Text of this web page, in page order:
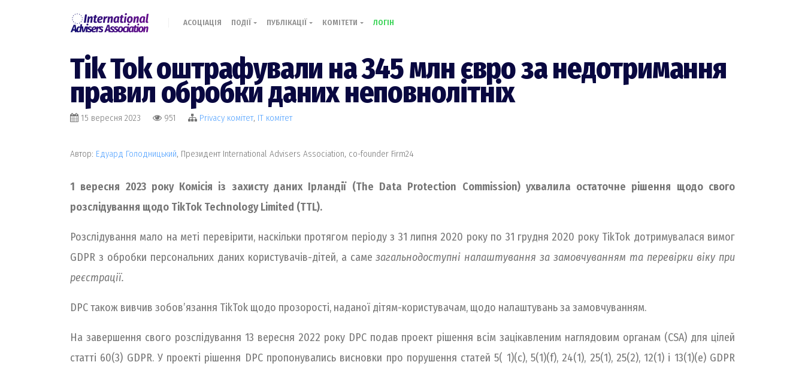
АСОЦІАЦІЯ ПОДІЇ ПУБЛІКАЦІЇ КОМІТЕТИ ЛОГІН
Tik Tok оштрафували на 345 млн євро за недотримання
правил обробки даних неповнолітніх
15 вересня 2023 951 Privacy комiтет, IT комiтет
Автор: Едуард Голодницький, Президент International Advisers Association, co-founder Firm24
1 вересня 2023 року Комісія із захисту даних Ірландії (The Data Protection Commission) ухвалила остаточне рішення щодо свого
розслідування щодо TikTok Technology Limited (TTL).
Розслідування мало на меті перевірити, наскільки протягом періоду з 31 липня 2020 року по 31 грудня 2020 року TikTok дотримувалася вимог
GDPR з обробки персональних даних користувачів-дітей, а самезагальнодоступні налаштування за замовчуванням та перевірки віку при
реєстрації.
DPC також вивчив зобов’язання TikTok щодо прозорості, наданої дітям-користувачам, щодо налаштувань за замовчуванням.
На завершення свого розслідування 13 вересня 2022 року DPC подав проект рішення всім зацікавленим наглядовим органам (CSA) для цілей
статті 60(3) GDPR. У проекті рішення DPC пропонувались висновки про порушення статей 5( 1)(c), 5(1)(f), 24(1), 25(1), 25(2), 12(1) і 13(1)(e) GDPR